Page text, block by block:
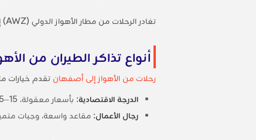
تغادر الرحلات من مطار الأهواز الدولي (AWZ) إلى مطار أصفهان الدولي (IFN). قم بالترشيح حسب شركة الطيران في
أنواع تذاكر الطيران من
رحلات من الأهواز إلى أصفهان تقدم خيارات
الدرجة الاقتصادية: بأسعار معقولة، 15–25 كجم أمتعة، وجبات خفيفة، مقاعد عادية.
رجال الأعمال: مقاعد واسعة، وجبات